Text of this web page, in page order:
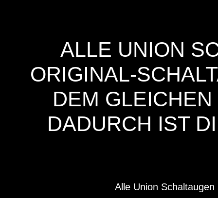
ALLE UNION
ORIGINAL-
DEM
DADURCH IST
Alle Union